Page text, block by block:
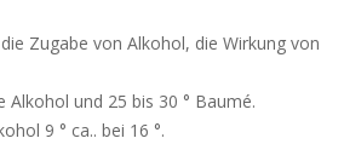
Zugabe von Alkohol, die Wirkung von
und 25 bis 30 ° Baumé.
9 ° ca.. bei 16 °.